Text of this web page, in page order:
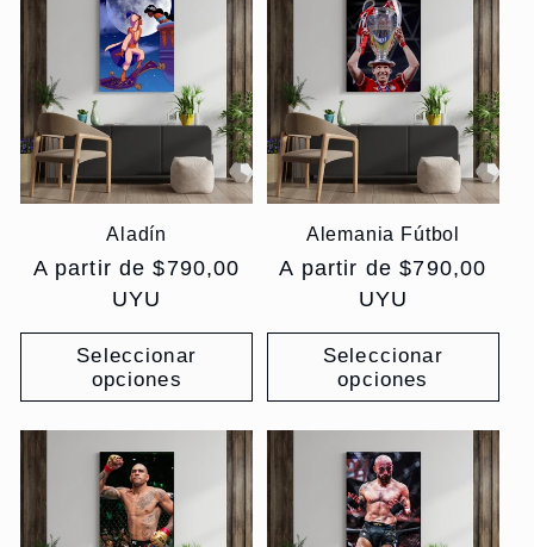
Aladín
Precio
A partir de $790,00
UYU
Seleccionar
opciones
Alemania Fútbol
Precio
A partir de $790,00
UYU
Seleccionar
opciones